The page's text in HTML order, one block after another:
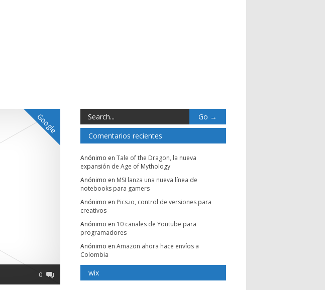
Google
0
Comentarios recientes
Anónimo en Tale of the Dragon, la nueva
expansión de Age of Mythology
Anónimo en MSI lanza una nueva línea de
notebooks para gamers
Anónimo en Pics.io, control de versiones para
creativos
Anónimo en 10 canales de Youtube para
programadores
Anónimo en Amazon ahora hace envíos a
Colombia
wix